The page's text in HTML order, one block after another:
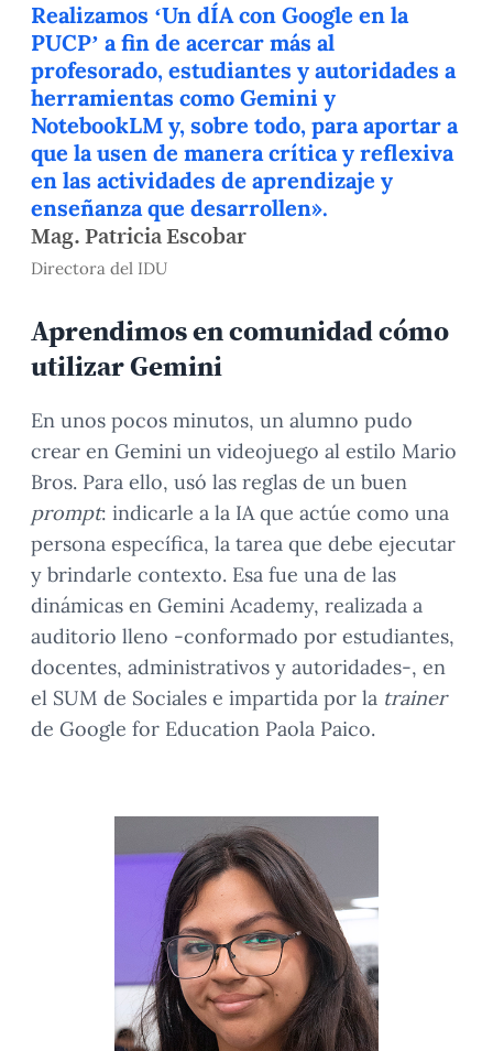
Realizamos ‘Un dÍA con Google en la
PUCP’ a fin de acercar más al
profesorado, estudiantes y autoridades a
herramientas como Gemini y
NotebookLM y, sobre todo, para aportar a
que la usen de manera crítica y reflexiva
en las actividades de aprendizaje y
enseñanza que desarrollen».
Mag. Patricia Escobar
Directora del IDU
Aprendimos en comunidad cómo
utilizar Gemini
En unos pocos minutos, un alumno pudo
crear en Gemini un videojuego al estilo Mario
Bros. Para ello, usó las reglas de un buen
prompt: indicarle a la IA que actúe como una
persona específica, la tarea que debe ejecutar
y brindarle contexto. Esa fue una de las
dinámicas en Gemini Academy, realizada a
auditorio lleno -conformado por estudiantes,
docentes, administrativos y autoridades-, en
el SUM de Sociales e impartida por la trainer
de Google for Education Paola Paico.